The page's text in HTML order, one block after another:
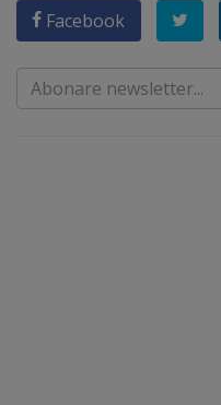
Facebook